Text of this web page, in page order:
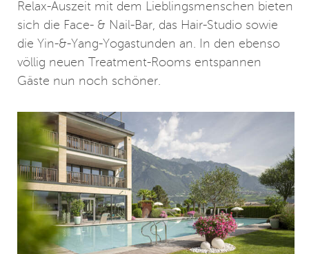
Relax-Auszeit mit dem Lieblingsmenschen bieten
sich die Face- & Nail-Bar, das Hair-Studio sowie
die Yin-&-Yang-Yogastunden an. In den ebenso
völlig neuen Treatment-Rooms entspannen
Gäste nun noch schöner.